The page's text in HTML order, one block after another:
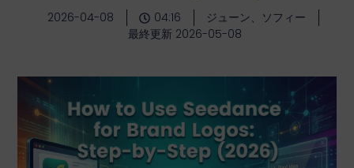
2026-04-08 04:16
ジューン、ソフィー
最終更新 2026-05-08